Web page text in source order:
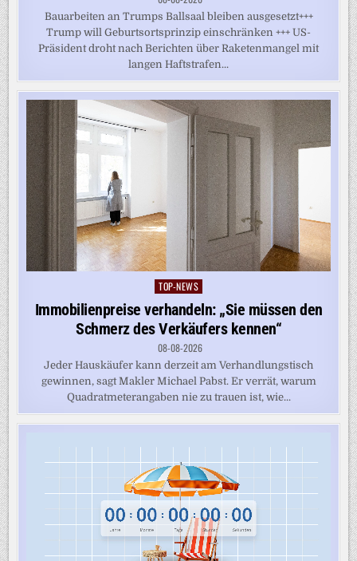
Bauarbeiten an Trumps Ballsaal bleiben ausgesetzt+++
Trump will Geburtsortsprinzip einschränken +++ US-
Präsident droht nach Berichten über Raketenmangel mit
langen Haftstrafen...
Posted
TOP-NEWS
Immobilienpreise verhandeln: „Sie müssen den
Schmerz des Verkäufers kennen“
08-08-2026
Jeder Hauskäufer kann derzeit am Verhandlungstisch
gewinnen, sagt Makler Michael Pabst. Er verrät, warum
Quadratmeterangaben nie zu trauen ist, wie...